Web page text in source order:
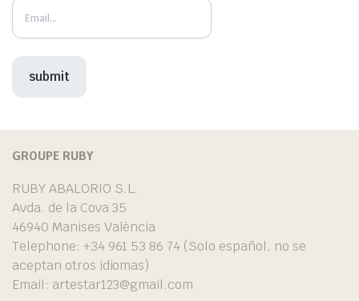
GROUPE RUBY
RUBY ABALORIO S.L.
Avda. de la Cova 35
46940 Manises València
Telephone: +34 961 53 86 74 (Solo español, no se
aceptan otros idiomas)
Email: artestar123@gmail.com